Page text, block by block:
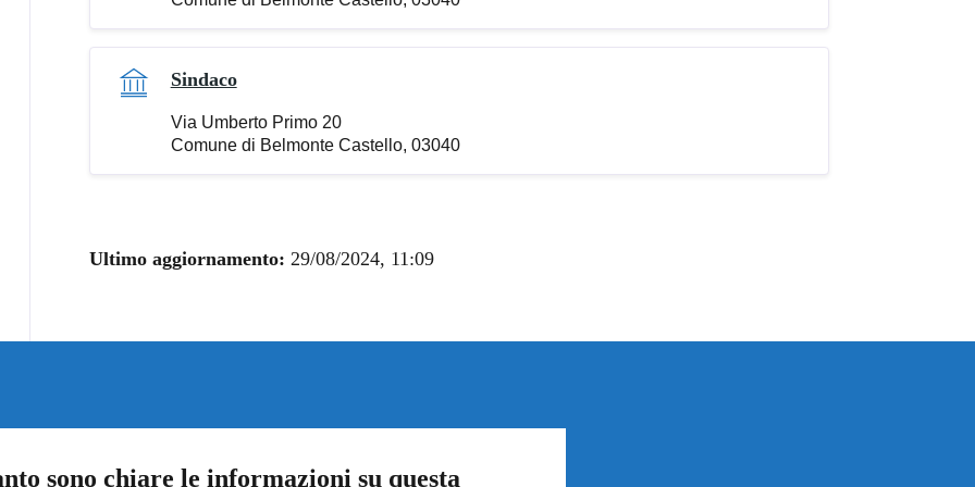
Sindaco
Via Umberto Primo 20
Comune di Belmonte Castello, 03040
Ultimo aggiornamento: 29/08/2024, 11:09
sono chiare le informazioni su questa